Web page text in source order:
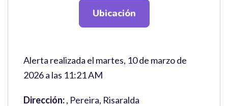
Ubicación
Alerta realizada el martes, 10 de marzo de
2026 a las 11:21 AM
Dirección:, Pereira, Risaralda